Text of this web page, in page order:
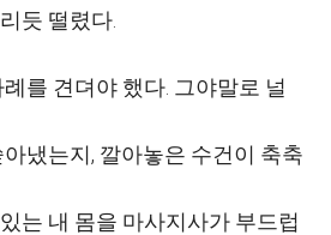
듯 떨렸다.
를 견뎌야 했다. 그야말로 널
냈는지, 깔아놓은 수건이 축축
는 내 몸을 마사지사가 부드럽